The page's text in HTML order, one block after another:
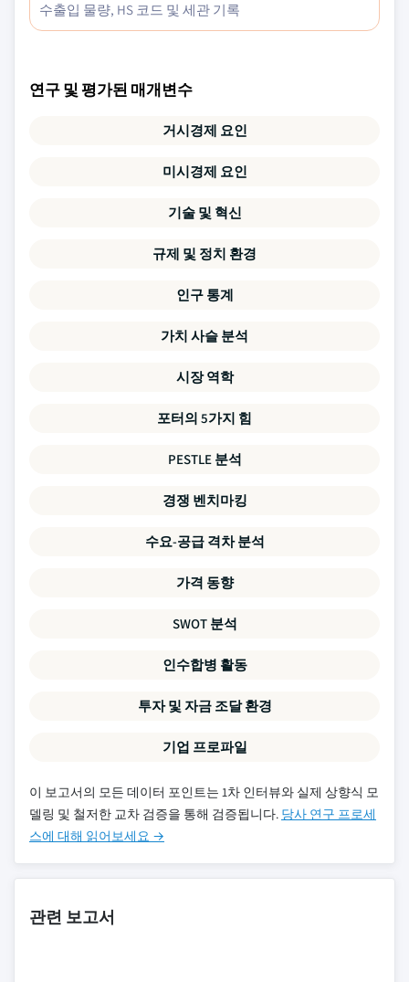
수출입 물량, HS 코드 및 세관 기록
연구 및 평가된 매개변수
거시경제 요인
미시경제 요인
기술 및 혁신
규제 및 정치 환경
인구 통계
가치 사슬 분석
시장 역학
포터의 5가지 힘
PESTLE 분석
경쟁 벤치마킹
수요-공급 격차 분석
가격 동향
SWOT 분석
인수합병 활동
투자 및 자금 조달 환경
기업 프로파일
이 보고서의 모든 데이터 포인트는 1차 인터뷰와 실제 상향식 모
델링 및 철저한 교차 검증을 통해 검증됩니다. 당사 연구 프로세
스에 대해 읽어보세요 →
관련 보고서